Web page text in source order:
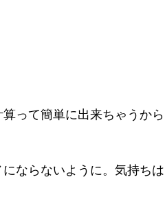
って簡単に出来ちゃうから
ならないように。気持ちは